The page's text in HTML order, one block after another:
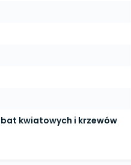
kwiatowych i krzewów